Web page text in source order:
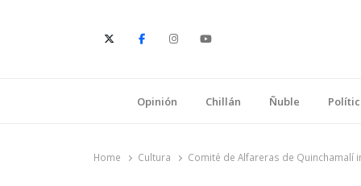
Opinión Chillán Ñuble
Home Cultura Comité de Alfareras de Quinchamalí